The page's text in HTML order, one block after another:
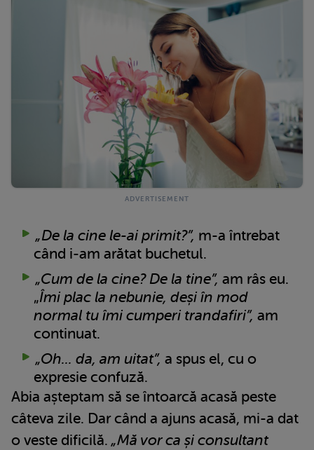
„De la cine le-ai primit?”, m-a întrebat
când i-am arătat buchetul.
„Cum de la cine? De la tine”, am râs eu.
„Îmi plac la nebunie, deși în mod
normal tu îmi cumperi trandafiri”, am
continuat.
„Oh... da, am uitat”, a spus el, cu o
expresie confuză.
Abia așteptam să se întoarcă acasă peste
câteva zile. Dar când a ajuns acasă, mi-a dat
o veste dificilă. „Mă vor ca și consultant